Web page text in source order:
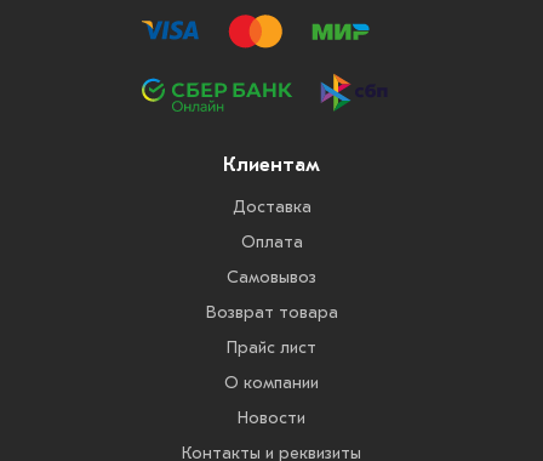
Клиентам
Доставка
Оплата
Самовывоз
Возврат товара
Прайс лист
О компании
Новости
Контакты и реквизиты